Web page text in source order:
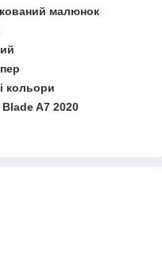
малюнок
кольори
Blade A7 2020